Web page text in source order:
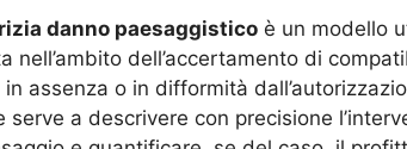
danno paesaggistico è un modello
nell’ambito dell’accertamento di
assenza o in difformità
serve a descrivere con precisione